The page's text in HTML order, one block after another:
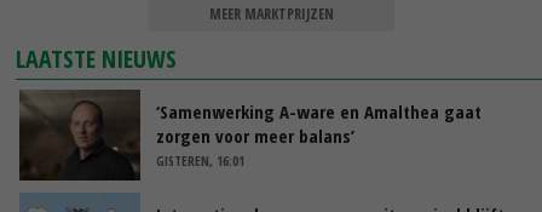
MEER MARKTPRIJZEN
LAATSTE NIEUWS
‘Samenwerking A-ware en Amalthea gaat
zorgen voor meer balans’
GISTEREN, 16:01